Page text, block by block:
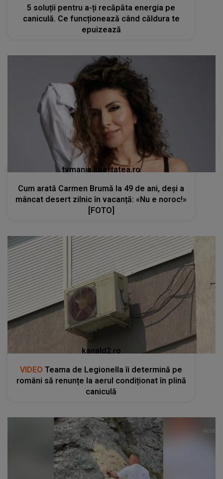
5 soluții pentru a-ți recăpăta energia pe
caniculă. Ce funcționează când căldura te
epuizează
tvmania.libertatea.ro
Cum arată Carmen Brumă la 49 de ani, deși a
mâncat desert zilnic în vacanță: «Nu e noroc!»
[FOTO]
kanald2.ro
VIDEO Teama de Legionella îi determină pe
români să renunțe la aerul condiționat în plină
caniculă